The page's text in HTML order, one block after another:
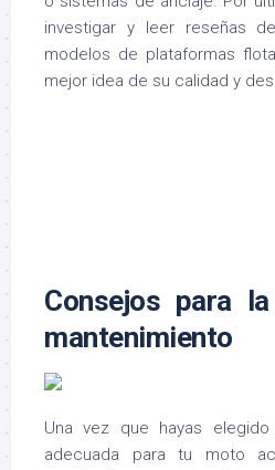
investigar y leer reseñas
modelos de plataformas
mejor idea de su calidad y
Consejos para
mantenimiento
Una vez que hayas
adecuada para tu moto